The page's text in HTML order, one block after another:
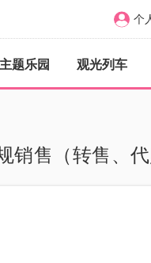
个
主题乐园 观光列车
销售（转售、代